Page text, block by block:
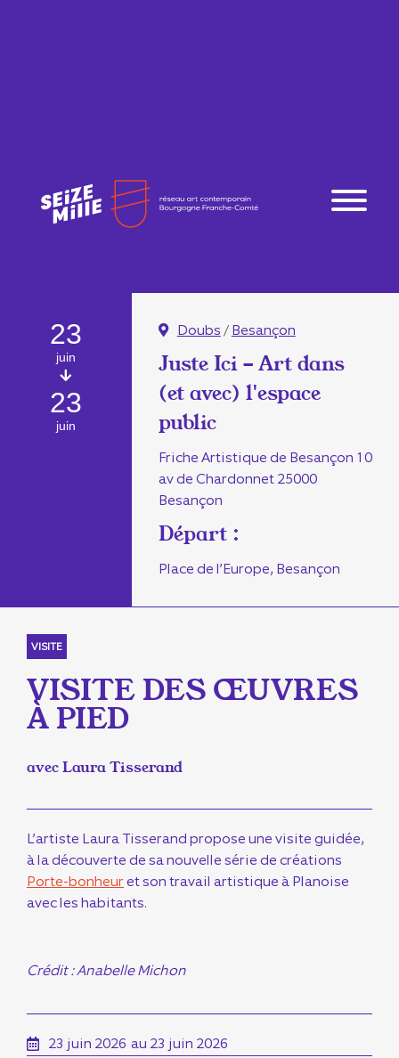
23
juin
23
juin
Doubs/Besançon
Juste Ici - Art dans
(et avec) l'espace
public
Friche Artistique de Besançon 10
av de Chardonnet 25000
Besançon
Départ :
Place de l’Europe, Besançon
VISITE
VISITE DES ŒUVRES
À PIED
avec Laura Tisserand
L’artiste Laura Tisserand propose une visite guidée,
à la découverte de sa nouvelle série de créations
Porte-bonheuret son travail artistique à Planoise
avec les habitants.
Crédit : Anabelle Michon
23 juin 2026 au 23 juin 2026